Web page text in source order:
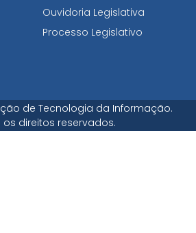
Ouvidoria Legislativa
Processo Legislativo
de Tecnologia da Informação.
os direitos reservados.